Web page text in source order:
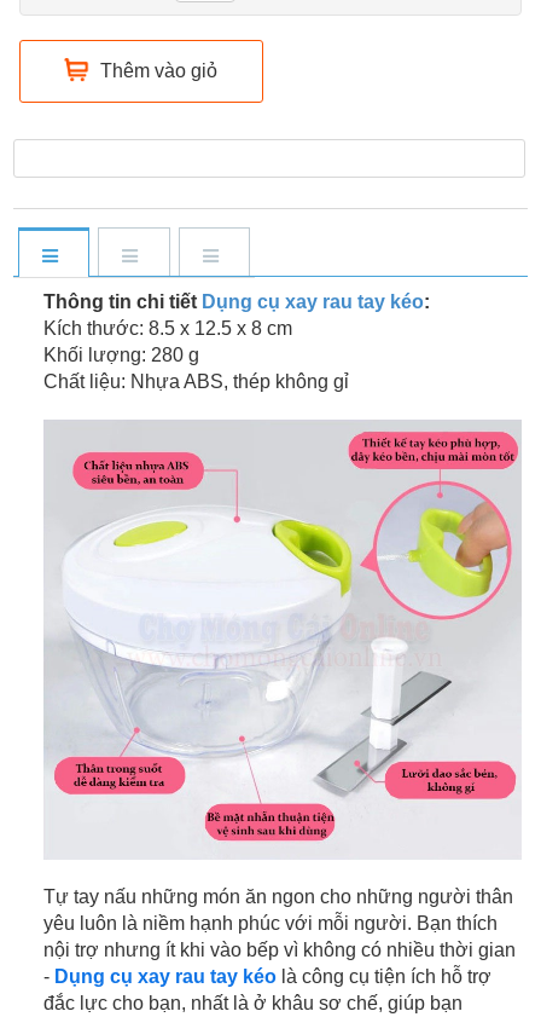
Thêm vào giỏ
Thông tin chi tiết Dụng cụ xay rau tay kéo:
Kích thước: 8.5 x 12.5 x 8 cm
Khối lượng: 280 g
Chất liệu: Nhựa ABS, thép không gỉ
Tự tay nấu những món ăn ngon cho những người thân
yêu luôn là niềm hạnh phúc với mỗi người. Bạn thích
nội trợ nhưng ít khi vào bếp vì không có nhiều thời gian
- Dụng cụ xay rau tay kéo là công cụ tiện ích hỗ trợ
đắc lực cho bạn, nhất là ở khâu sơ chế, giúp bạn